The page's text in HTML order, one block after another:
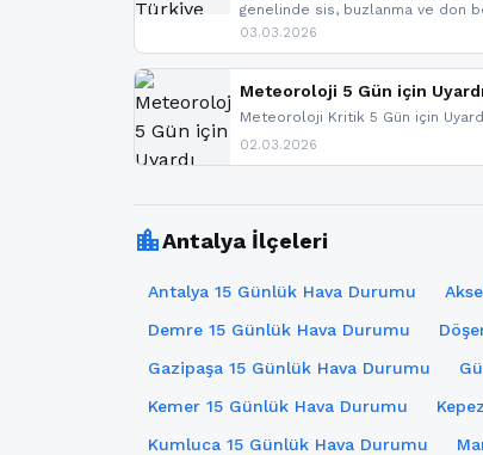
genelinde sis, buzlanma ve don
Karadeniz’in yüksek kesimlerinde
03.03.2026
Meteoroloji 5 Gün için Uyardı
Meteoroloji Kritik 5 Gün için
02.03.2026
location_cityAntalya İlçeleri
Antalya 15 Günlük Hava Durumu
Demre 15 Günlük Hava Durumu
Gazipaşa 15 Günlük Hava Durumu
Kemer 15 Günlük Hava Durumu
Kumluca 15 Günlük Hava Durumu